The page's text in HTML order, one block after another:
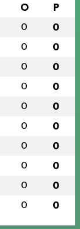
O P
0 0
0 0
0 0
0 0
0 0
0 0
0 0
0 0
0 0
0 0